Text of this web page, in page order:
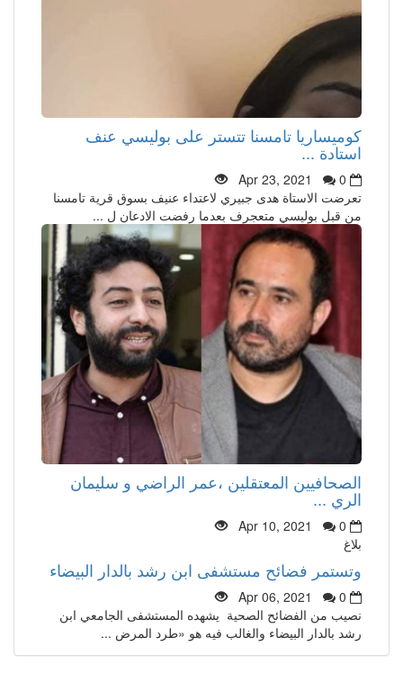
كوميساريا تامسنا تتستر على بوليسي عنف
استادة ...
Apr 23, 2021
0
تعرضت الاستاة هدى جبيري لاعتداء عنيف بسوق قرية تامسنا
من قبل بوليسي متعجرف بعدما رفضت الادعان ل ...
الصحافيين المعتقلين ،عمر الراضي و سليمان
الري ...
Apr 10, 2021
0
بلاغ
وتستمر فضائح مستشفى ابن رشد بالدار البيضاء
Apr 06, 2021
0
نصيب من الفضائح الصحية يشهده المستشفى الجامعي ابن
رشد بالدار البيضاء والغالب فيه هو «طرد المرض ...